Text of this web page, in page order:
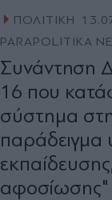
ΠΟΛΙΤΙΚΗ
PARAPOLITIKA
Συνάντηση
16 που
σύστημα
παράδειγμα
αφοσίωσης"